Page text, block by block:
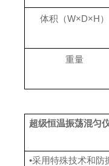
体积（W×D×H）
重量
超级恒温振荡混匀
•采用特殊技术和